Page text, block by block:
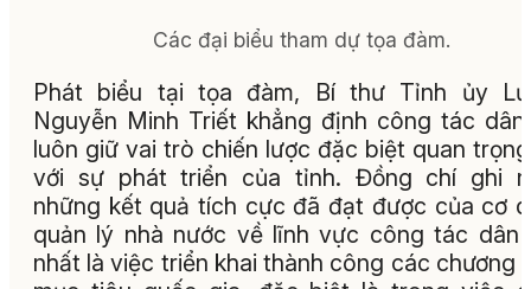
Các đại biểu tham dự tọa đàm.
Phát biểu tại tọa đàm, Bí thư Tỉnh ủy
Nguyễn Minh Triết khẳng định công tác
luôn giữ vai trò chiến lược đặc biệt quan
với sự phát triển của tỉnh. Đồng chí ghi
những kết quả tích cực đã đạt được của cơ
quản lý nhà nước về lĩnh vực công tác dân
nhất là việc triển khai thành công các chương